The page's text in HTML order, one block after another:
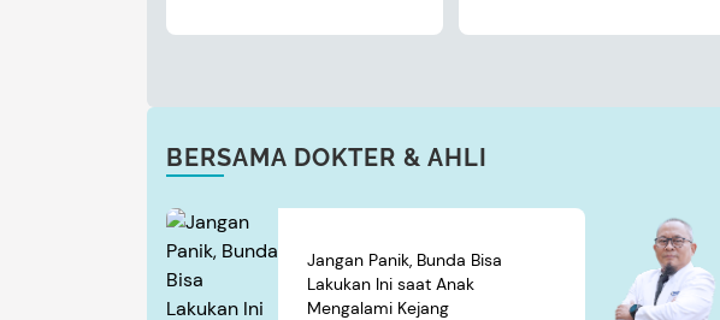
BERSAMA DOKTER & AHLI
Jangan Panik, Bunda Bisa
Lakukan Ini saat Anak
Mengalami Kejang